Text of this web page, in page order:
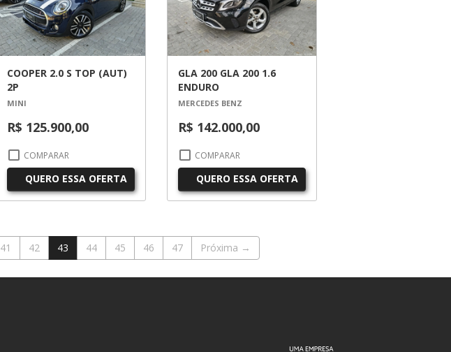
COOPER 2.0 S TOP (AUT)
2P
MINI
R$ 125.900,00
COMPARAR
QUERO ESSA OFERTA
GLA 200 GLA 200 1.6
ENDURO
MERCEDES BENZ
R$ 142.000,00
COMPARAR
QUERO ESSA OFERTA
41 42 43 44 45 46 47 Próxima →